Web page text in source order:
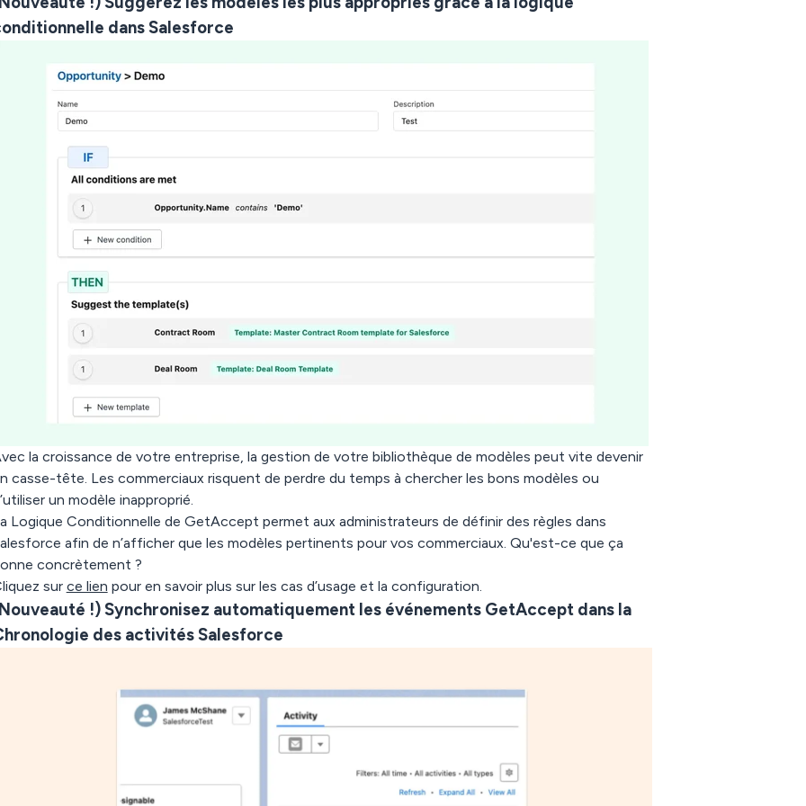
dans Salesforce
la croissance de votre entreprise, la gestion de votre bibliothèque de modèles peut vite devenir
casse-tête. Les commerciaux risquent de perdre du temps à chercher les bons modèles ou
un modèle inapproprié.
Logique Conditionnelle de GetAccept permet aux administrateurs de définir des règles dans
afin de n’afficher que les modèles pertinents pour vos commerciaux. Qu'est-ce que ça
concrètement ?
sur ce lien pour en savoir plus sur les cas d’usage et la configuration.
!) Synchronisez automatiquement les événements GetAccept dans la
des activités Salesforce